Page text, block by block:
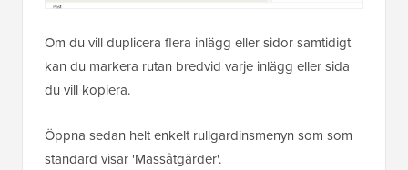
Om du vill duplicera flera inlägg eller sidor samtidigt
kan du markera rutan bredvid varje inlägg eller sida
du vill kopiera.
Öppna sedan helt enkelt rullgardinsmenyn som som
standard visar 'Massåtgärder'.